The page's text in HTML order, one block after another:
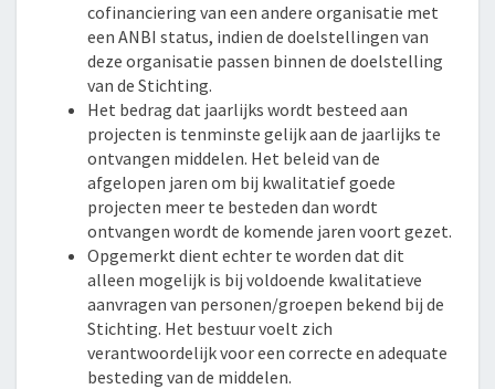
cofinanciering van een andere organisatie met
een ANBI status, indien de doelstellingen van
deze organisatie passen binnen de doelstelling
van de Stichting.
Het bedrag dat jaarlijks wordt besteed aan
projecten is tenminste gelijk aan de jaarlijks te
ontvangen middelen. Het beleid van de
afgelopen jaren om bij kwalitatief goede
projecten meer te besteden dan wordt
ontvangen wordt de komende jaren voort gezet.
Opgemerkt dient echter te worden dat dit
alleen mogelijk is bij voldoende kwalitatieve
aanvragen van personen/groepen bekend bij de
Stichting. Het bestuur voelt zich
verantwoordelijk voor een correcte en adequate
besteding van de middelen.